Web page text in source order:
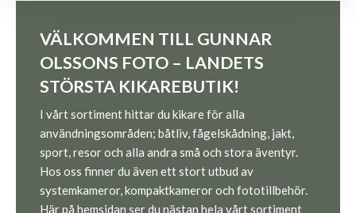
VÄLKOMMEN TILL GUNNAR
OLSSONS FOTO – LANDETS
STÖRSTA KIKAREBUTIK!
I vårt sortiment hittar du kikare för alla
användningsområden; båtliv, fågelskådning, jakt,
sport, resor och alla andra små och stora äventyr.
Hos oss finner du även ett stort utbud av
systemkameror, kompaktkameror och fototillbehör.
Här på hemsidan ser du nästan hela vårt sortiment